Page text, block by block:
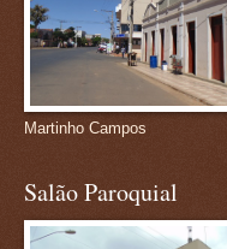
Martinho Campos
Salão Paroquial